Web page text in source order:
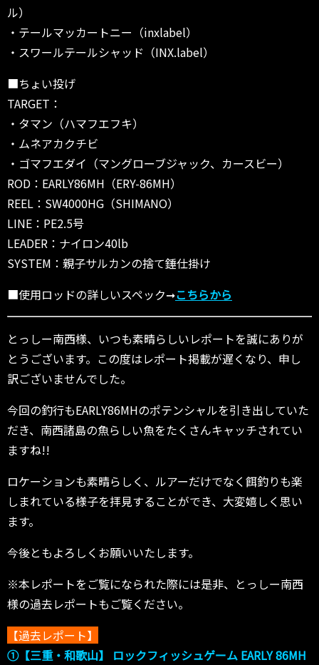
ル）
・テールマッカートニー（inxlabel）
・スワールテールシャッド（INX.label）
■ちょい投げ
TARGET：
・タマン（ハマフエフキ）
・ムネアカクチビ
・ゴマフエダイ（マングローブジャック、カースビー）
ROD：EARLY86MH（ERY-86MH）
REEL：SW4000HG（SHIMANO）
LINE：PE2.5号
LEADER：ナイロン40lb
SYSTEM：親子サルカンの捨て錘仕掛け
■使用ロッドの詳しいスペック➞こちらから
とっしー南西様、いつも素晴らしいレポートを誠にありが
とうございます。この度はレポート掲載が遅くなり、申し
訳ございませんでした。
今回の釣行もEARLY86MHのポテンシャルを引き出していた
だき、南西諸島の魚らしい魚をたくさんキャッチされてい
ますね!!
ロケーションも素晴らしく、ルアーだけでなく餌釣りも楽
しまれている様子を拝見することができ、大変嬉しく思い
ます。
今後ともよろしくお願いいたします。
※本レポートをご覧になられた際には是非、とっしー南西
様の過去レポートもご覧ください。
【過去レポート】
①【三重・和歌山】 ロックフィッシュゲーム EARLY 86MH